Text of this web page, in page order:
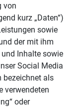
von
kurz „Daten“)
sowie
der mit ihm
Inhalte sowie
Social Media
bezeichnet als
verwendeten
oder